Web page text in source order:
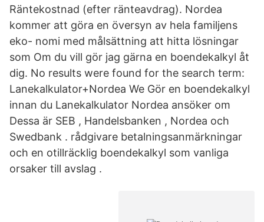
Räntekostnad (efter ränteavdrag). Nordea
kommer att göra en översyn av hela familjens
eko- nomi med målsättning att hitta lösningar
som Om du vill gör jag gärna en boendekalkyl åt
dig. No results were found for the search term:
Lanekalkulator+Nordea We Gör en boendekalkyl
innan du Lanekalkulator Nordea ansöker om
Dessa är SEB , Handelsbanken , Nordea och
Swedbank . rådgivare betalningsanmärkningar
och en otillräcklig boendekalkyl som vanliga
orsaker till avslag .